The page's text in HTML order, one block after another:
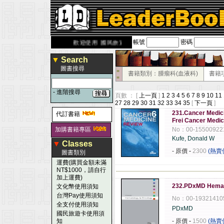
歡迎使用 國民旅遊卡！！ 帳號 密碼
▼ Search
圖書搜尋
- 進階搜尋
代訂書籍
加購書籍專區
▼ Classes
圖書類別
運費(購買金額未滿
NT$1000，請自行
加上運費)
文化幣使用須知
台灣Pay使用須知
全支付使用須知
國民旅遊卡使用須
知
■
■
書籍類別：腫瘤科(血液科) 書籍
頁數 ： [ 上一頁 ] 1 2 3 4 5 6 7 8 9 10 11
27 28 29 30 31 32 33 34 35 [ 下一頁 ]
231.Cancer
Frei Cancer
No：00-
Kufe, Donald W
- 原價 - 2300 (熱賣
232.PDxMD
No：00-
PDxMD
- 原價 - 1500 (熱賣